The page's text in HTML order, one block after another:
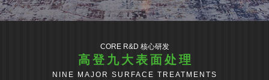
CORE R&D 核心研发
高登九大表面处理
NINE MAJOR SURFACE TREATMENTS